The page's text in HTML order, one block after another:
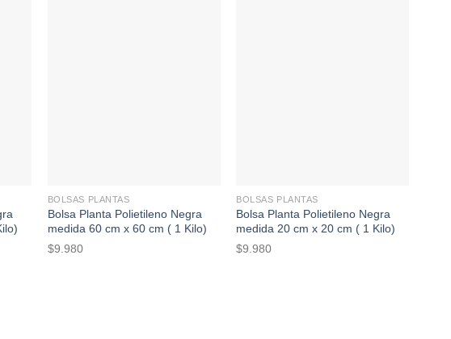
BOLSAS PLANTAS
Bolsa Planta Polietileno Negra
medida 60 cm x 60 cm ( 1 Kilo)
$9.980
BOLSAS PLANTAS
Bolsa Planta Polietileno Negra
medida 20 cm x 20 cm ( 1 Kilo)
$9.980